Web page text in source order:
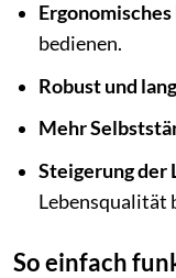
Ergonomisches
bedienen.
Robust und
Mehr
Steigerung der
Lebensqualität
So einfach